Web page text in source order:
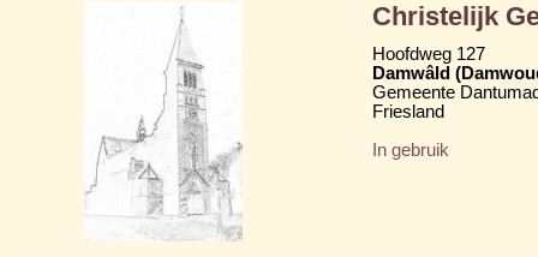
Christelijk
Hoofdweg 127
Damwâld
Gemeente
Friesland
In gebruik